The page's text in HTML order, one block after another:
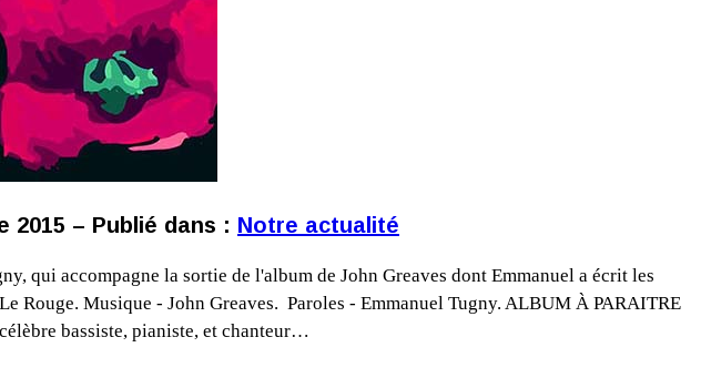
2015 – Publié dans : Notre actualité
qui accompagne la sortie de l'album de John Greaves dont Emmanuel a écrit les
Rouge. Musique - John Greaves. Paroles - Emmanuel Tugny. ALBUM À PARAITRE
bassiste, pianiste, et chanteur…